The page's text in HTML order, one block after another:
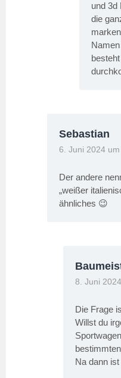
und 3d
die
Sebastian
6. Juni 2024
Der andere
„weißer
ähnliches 😉
8. Juni
Die Frage
Willst du
Na dann